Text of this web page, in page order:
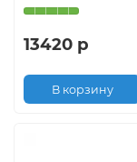
13420 р
В корзину